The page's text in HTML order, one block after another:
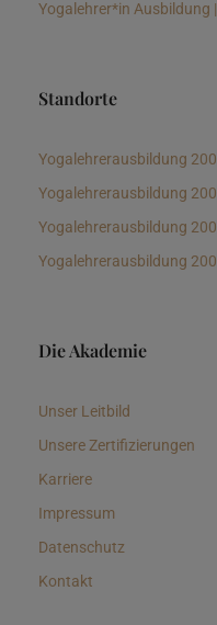
Yogalehrer*in Ausbildung
Standorte
Yogalehrerausbildung
Yogalehrerausbildung
Yogalehrerausbildung
Yogalehrerausbildung
Die Akademie
Unser Leitbild
Unsere Zertifizierungen
Karriere
Impressum
Datenschutz
Kontakt